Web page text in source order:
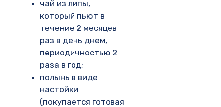
чай из липы,
который пьют в
течение 2 месяцев
раз в день днем,
периодичностью 2
раза в год;
полынь в виде
настойки
(покупается готовая